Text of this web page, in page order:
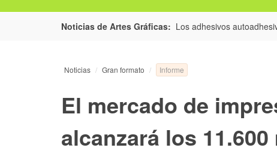
Noticias de Artes Gráficas:
de envases con un nuevo estudio de Los adhesivos
Noticias Gran formato Informe
El mercado de
alcanzará los